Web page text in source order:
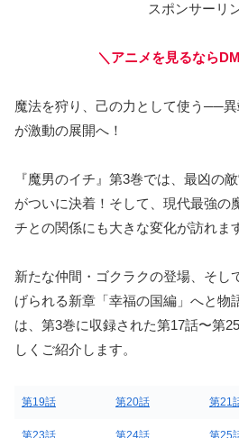
スポンサーリ
＼アニメを見るなら
魔法を狩り、己の力として使う──
が激動の展開へ！
『魔男のイチ』第3巻では、最凶の
がついに決着！そして、現代最強の
チとの関係にも大きな変化が訪れま
新たな仲間・ゴクラクの登場、そし
げられる新章「幸福の国編」へと物
は、第3巻に収録された第17話〜第
しくご紹介します。
第19話 第20話 第21
第23話 第24話 第25